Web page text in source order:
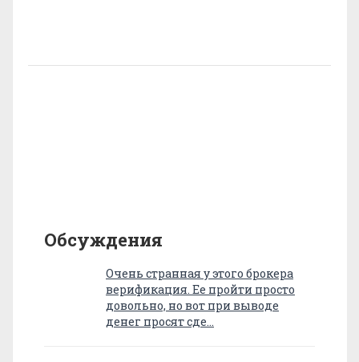
Обсуждения
Очень странная у этого брокера
верификация. Ее пройти просто
довольно, но вот при выводе
денег просят сде…